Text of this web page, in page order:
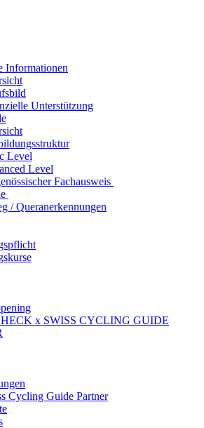
Informationen
Unterstützung
Level
Level
Fachausweis
/ Queranerkennungen
x SWISS CYCLING GUIDE
Cycling Guide Partner